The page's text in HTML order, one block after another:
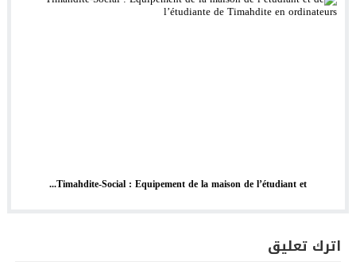
Timahdite-Social : Equipement de la maison de l’étudiant et...
اترك تعليق